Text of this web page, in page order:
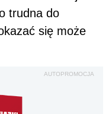
trudna do
się może
AUTOPROMOCJA